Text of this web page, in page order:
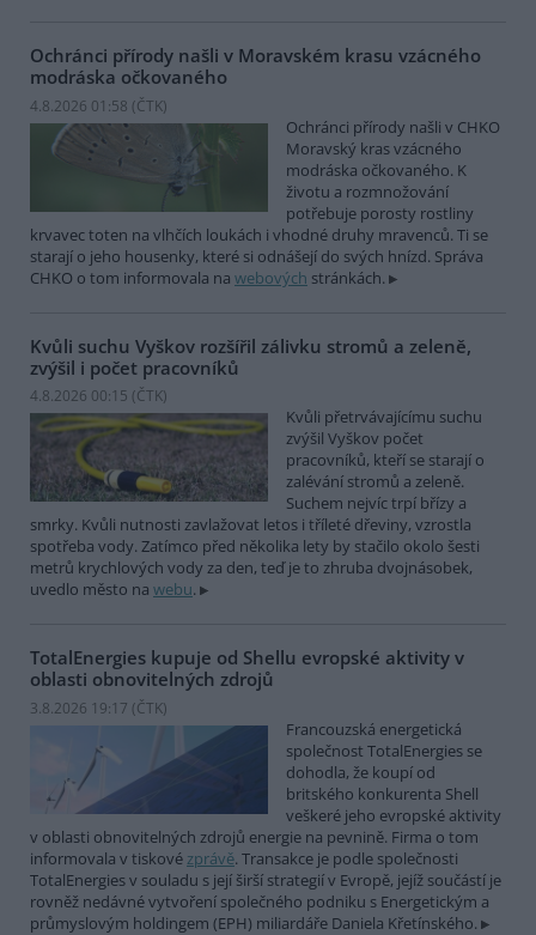
Ochránci přírody našli v Moravském krasu vzácného
modráska očkovaného
4.8.2026 01:58 (ČTK)
Ochránci přírody našli v CHKO
Moravský kras vzácného
modráska očkovaného. K
životu a rozmnožování
potřebuje porosty rostliny
krvavec toten na vlhčích loukách i vhodné druhy mravenců. Ti se
starají o jeho housenky, které si odnášejí do svých hnízd. Správa
CHKO o tom informovala na webových stránkách.
Kvůli suchu Vyškov rozšířil zálivku stromů a zeleně,
zvýšil i počet pracovníků
4.8.2026 00:15 (ČTK)
Kvůli přetrvávajícímu suchu
zvýšil Vyškov počet
pracovníků, kteří se starají o
zalévání stromů a zeleně.
Suchem nejvíc trpí břízy a
smrky. Kvůli nutnosti zavlažovat letos i tříleté dřeviny, vzrostla
spotřeba vody. Zatímco před několika lety by stačilo okolo šesti
metrů krychlových vody za den, teď je to zhruba dvojnásobek,
uvedlo město na webu.
TotalEnergies kupuje od Shellu evropské aktivity v
oblasti obnovitelných zdrojů
3.8.2026 19:17 (ČTK)
Francouzská energetická
společnost TotalEnergies se
dohodla, že koupí od
britského konkurenta Shell
veškeré jeho evropské aktivity
v oblasti obnovitelných zdrojů energie na pevnině. Firma o tom
informovala v tiskovézprávě. Transakce je podle společnosti
TotalEnergies v souladu s její širší strategií v Evropě, jejíž součástí je
rovněž nedávné vytvoření společného podniku s Energetickým a
průmyslovým holdingem (EPH) miliardáře Daniela Křetínského.